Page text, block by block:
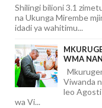
Shilingi bilioni 3.1
na Ukunga Mirembe
idadi ya wahitimu...
WMA
Viwanda
leo Agosti
wa Vi...